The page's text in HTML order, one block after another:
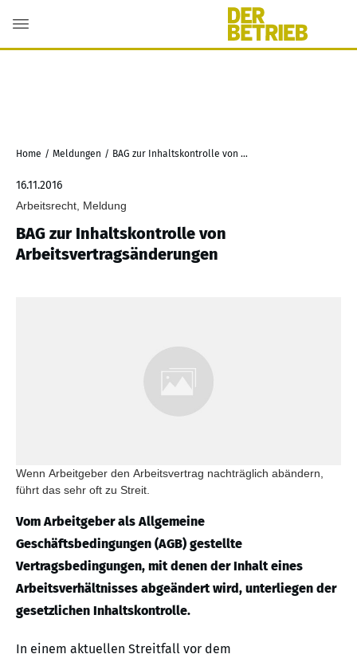
Home / Meldungen / BAG zur Inhaltskontrolle von Arbeitsvertragsänderungen
16.11.2016
Arbeitsrecht, Meldung
BAG zur Inhaltskontrolle von
Arbeitsvertragsänderungen
Wenn Arbeitgeber den Arbeitsvertrag nachträglich abändern,
führt das sehr oft zu Streit.
Vom Arbeitgeber als Allgemeine
Geschäftsbedingungen (AGB) gestellte
Vertragsbedingungen, mit denen der Inhalt eines
Arbeitsverhältnisses abgeändert wird, unterliegen der
gesetzlichen Inhaltskontrolle.
In einem aktuellen Streitfall vor dem